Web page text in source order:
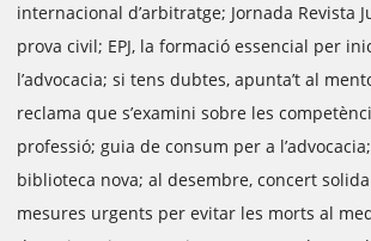
internacional d’arbitratge; Jornada Revista
prova civil; EPJ, la formació essencial per
l’advocacia; si tens dubtes, apunta’t al
reclama que s’examini sobre les
professió; guia de consum per a
biblioteca nova; al desembre, concert
mesures urgents per evitar les morts al